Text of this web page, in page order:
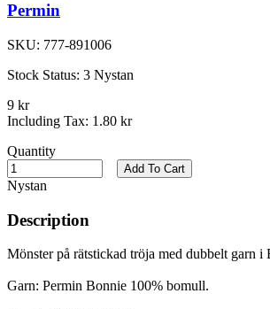
Permin
SKU: 777-891006
Stock Status: 3 Nystan
9 kr
Including Tax: 1.80 kr
Quantity
Nystan
Add To Cart
Description
Mönster på rätstickad tröja med dubbelt garn i
Garn: Permin Bonnie 100% bomull.